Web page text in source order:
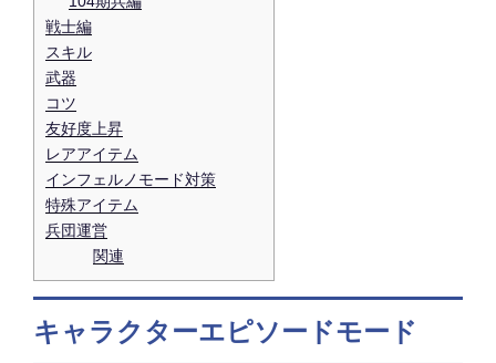
戦士編
スキル
武器
コツ
友好度上昇
レアアイテム
インフェルノモード対策
特殊アイテム
兵団運営
関連
キャラクターエピソードモード